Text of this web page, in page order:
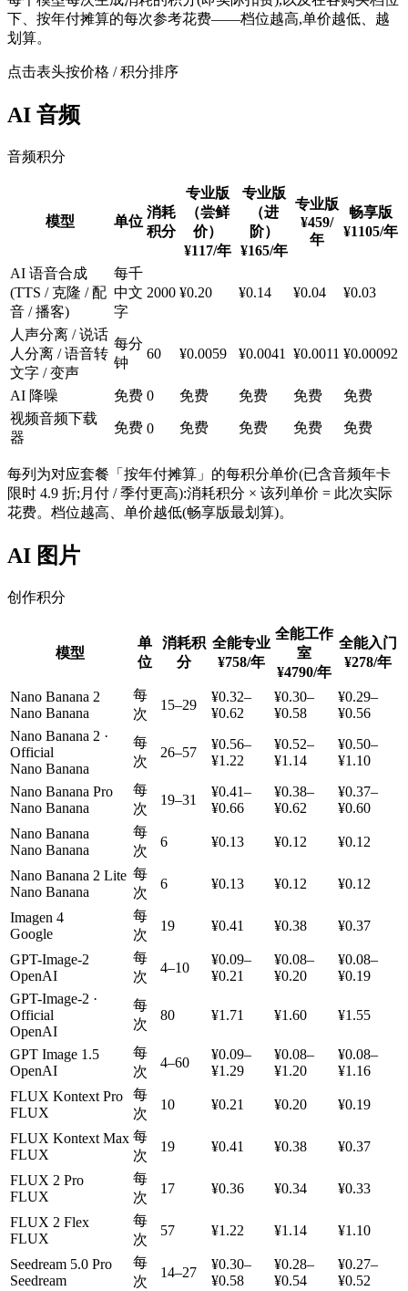
下、按年付摊算的每次参考花费——档位越高,单价越低、越
划算。
点击表头按价格 / 积分排序
AI 音频
音频积分
模型 单位
消耗
积分
专业版
（尝鲜
价）
¥117/年
专业版
（进
阶）
¥165/年
专业版
¥459/
年
畅享版
¥1105/年
AI 语音合成
(TTS / 克隆 / 配
音 / 播客)
每千
中文
字
2000 ¥0.20 ¥0.14 ¥0.04 ¥0.03
人声分离 / 说话
人分离 / 语音转
文字 / 变声
每分
钟
60 ¥0.0059 ¥0.0041 ¥0.0011 ¥0.00092
AI 降噪 免费 0 免费 免费 免费
免费
视频音频下载
器
免费 0 免费 免费 免费 免费
每列为对应套餐「按年付摊算」的每积分单价(已含音频年卡
限时 4.9 折;月付 / 季付更高):消耗积分 × 该列单价 = 此次实际
花费。档位越高、单价越低(畅享版最划算)。
AI 图片
创作积分
模型
单
位
消耗积
分
全能专业
¥758/年
全能工作
室
¥4790/年
全能入门
¥278/年
Nano Banana 2
Nano Banana
每
次
15–29
¥0.32–
¥0.62
¥0.30–
¥0.58
¥0.29–
¥0.56
Nano Banana 2 ·
Official
Nano Banana
每
次
26–57
¥0.56–
¥1.22
¥0.52–
¥1.14
¥0.50–
¥1.10
Nano Banana Pro
Nano Banana
每
次
19–31
¥0.41–
¥0.66
¥0.38–
¥0.62
¥0.37–
¥0.60
Nano Banana
Nano Banana
每
次
6 ¥0.13 ¥0.12 ¥0.12
Nano Banana 2 Lite
Nano Banana
每
次
6 ¥0.13 ¥0.12 ¥0.12
Imagen 4
Google
每
次
19 ¥0.41 ¥0.38 ¥0.37
GPT-Image-2
OpenAI
每
次
4–10
¥0.09–
¥0.21
¥0.08–
¥0.20
¥0.08–
¥0.19
GPT-Image-2 ·
Official
OpenAI
每
次
80 ¥1.71 ¥1.60 ¥1.55
GPT Image 1.5
OpenAI
每
次
4–60
¥0.09–
¥1.29
¥0.08–
¥1.20
¥0.08–
¥1.16
FLUX Kontext Pro
FLUX
每
次
10 ¥0.21 ¥0.20 ¥0.19
FLUX Kontext Max
FLUX
每
次
19 ¥0.41 ¥0.38 ¥0.37
FLUX 2 Pro
FLUX
每
次
17 ¥0.36 ¥0.34 ¥0.33
FLUX 2 Flex
FLUX
每
次
57 ¥1.22 ¥1.14 ¥1.10
Seedream 5.0 Pro
Seedream
每
次
14–27
¥0.30–
¥0.58
¥0.28–
¥0.54
¥0.27–
¥0.52